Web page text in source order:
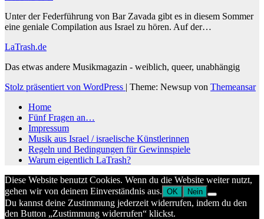
Unter der Federführung von Bar Zavada gibt es in diesem Sommer
eine geniale Compilation aus Israel zu hören. Auf der…
LaTrash.de
Das etwas andere Musikmagazin - weiblich, queer, unabhängig
Stolz präsentiert von WordPress | Theme: Newsup von Themeansar
Home
Fünf Fragen an…
Impressum
Musik aus Israel / israelische Künstlerinnen
Regeln und Bedingungen für Gewinnspiele
Warum eigentlich LaTrash?
Diese Website benutzt Cookies. Wenn du die Website weiter nutzt,
gehen wir von deinem Einverständnis aus. OK Nein
Du kannst deine Zustimmung jederzeit widerrufen, indem du den
den Button „Zustimmung widerrufen“ klickst.